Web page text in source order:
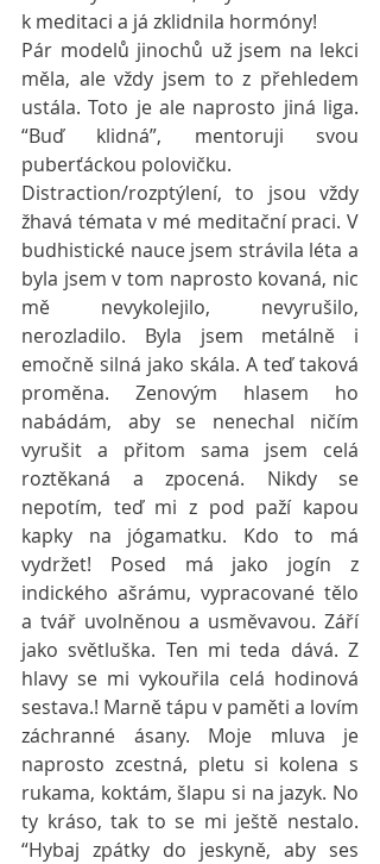
k meditaci a já zklidnila hormóny!
Pár modelů jinochů už jsem na lekci
měla, ale vždy jsem to z přehledem
ustála. Toto je ale naprosto jiná liga.
“Buď klidná”, mentoruji svou
puberťáckou polovičku.
Distraction/rozptýlení, to jsou vždy
žhavá témata v mé meditační praci. V
budhistické nauce jsem strávila léta a
byla jsem v tom naprosto kovaná, nic
mě nevykolejilo, nevyrušilo,
nerozladilo. Byla jsem metálně i
emočně silná jako skála. A teď taková
proměna. Zenovým hlasem ho
nabádám, aby se nenechal ničím
vyrušit a přitom sama jsem celá
roztěkaná a zpocená. Nikdy se
nepotím, teď mi z pod paží kapou
kapky na jógamatku. Kdo to má
vydržet! Posed má jako jogín z
indického ašrámu, vypracované tělo
a tvář uvolněnou a usměvavou. Září
jako světluška. Ten mi teda dává. Z
hlavy se mi vykouřila celá hodinová
sestava.! Marně tápu v paměti a lovím
záchranné ásany. Moje mluva je
naprosto zcestná, pletu si kolena s
rukama, koktám, šlapu si na jazyk. No
ty kráso, tak to se mi ještě nestalo.
“Hybaj zpátky do jeskyně, aby ses